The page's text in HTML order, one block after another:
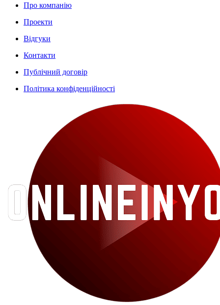
Про компанію
Проекти
Відгуки
Контакти
Публічний договір
Політика конфіденційності